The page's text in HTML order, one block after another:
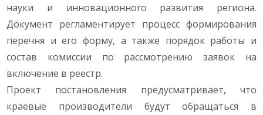
науки и инновационного развития региона.
Документ регламентирует процесс формирования
перечня и его форму, а также порядок работы и
состав комиссии по рассмотрению заявок на
включение в реестр.
Проект постановления предусматривает, что
краевые производители будут обращаться в